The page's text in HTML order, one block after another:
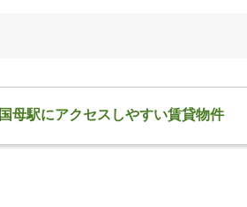
国母駅にアクセスしやすい賃貸物件